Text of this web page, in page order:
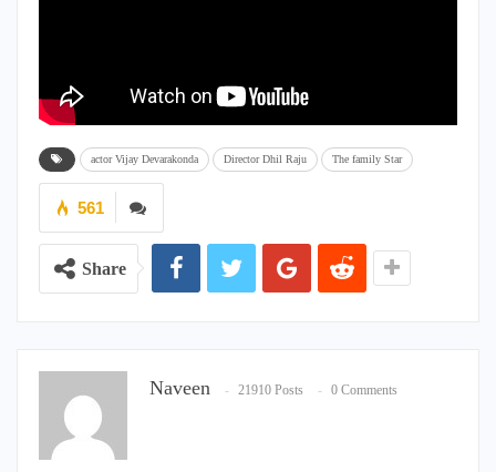
actor Vijay Devarakonda Director Dhil Raju The family Star
561
Share
Naveen 21910 Posts 0 Comments